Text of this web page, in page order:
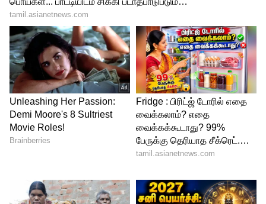
இருக்கும் திசையில் பயணம்
மேற்கொள்வது காரியத் தடைகளையும்,
எதிர்பாராத விரயங்களையும் ஏற்படுத்தும்
என்பது ஐதீகம். ஒருவேளை தவிர்க்க
முடியாத காரணங்களால் இன்று நீங்கள்
மேற்கு நோக்கி பயணிக்க
வேண்டியிருந்தால், கிளம்பும் முன் சிறிதளவு
வெல்லம் உட்கொண்டு, குலதெய்வத்தை
வணங்கிவிட்டுச் செல்லுங்கள். இது